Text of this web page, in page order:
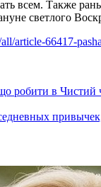
всем. Также
светлого
article-66417-
робити в Чистий